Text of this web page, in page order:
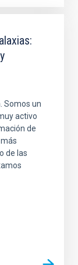
Somos un
activo
de
de las